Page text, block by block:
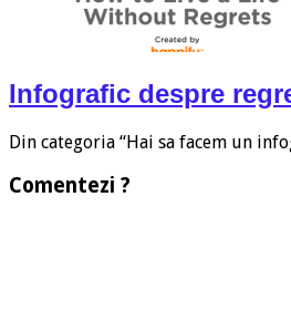
Infografic despre
Din categoria “Hai sa facem un
Comentezi ?